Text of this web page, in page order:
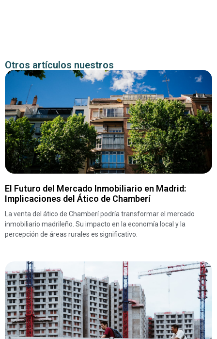
Otros artículos nuestros
El Futuro del Mercado Inmobiliario en Madrid:
Implicaciones del Ático de Chamberí
La venta del ático de Chamberí podría transformar el mercado
inmobiliario madrileño. Su impacto en la economía local y la
percepción de áreas rurales es significativo.